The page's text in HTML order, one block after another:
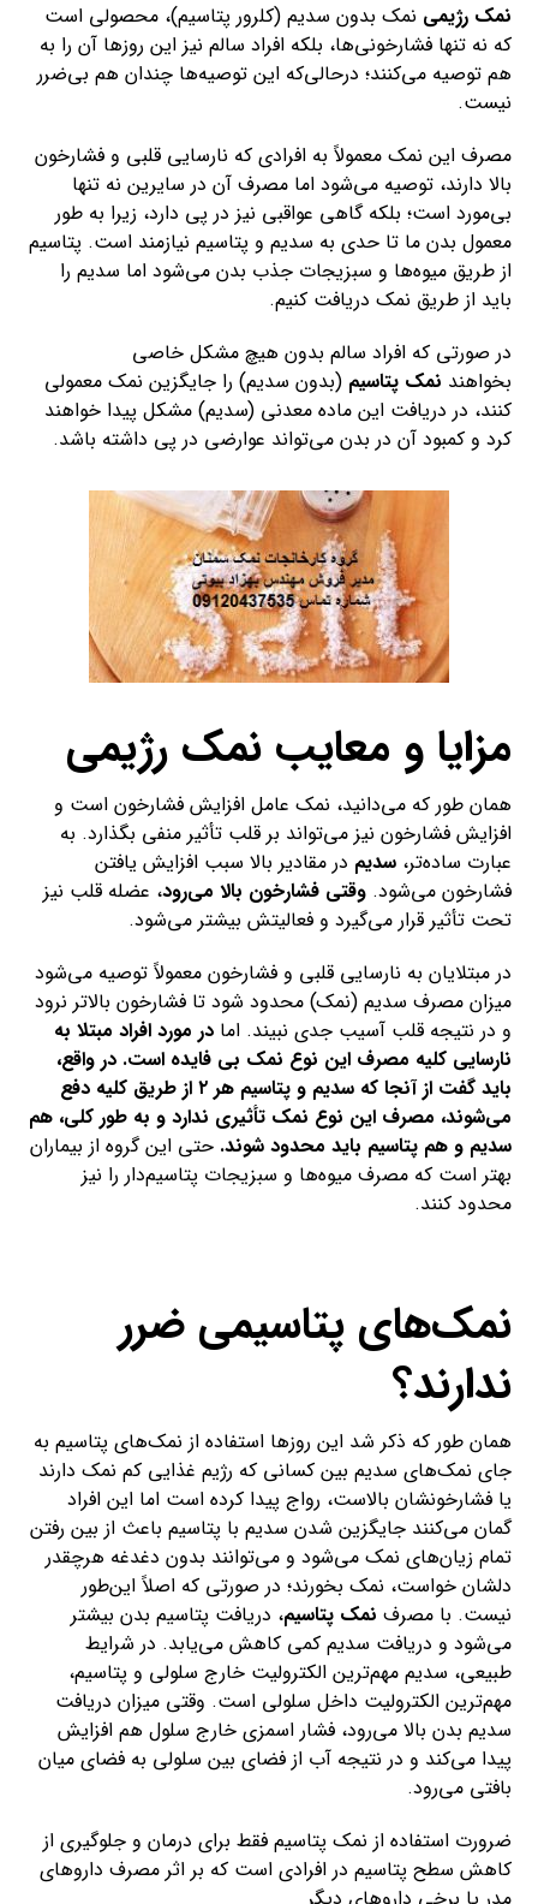
نمک رژیمی نمک بدون سدیم (کلرور پتاسیم)، محصولی است
که نه تنها فشارخونی‌ها، بلکه افراد سالم نیز این روزها آن را به
هم توصیه می‌کنند؛ درحالی‌که این توصیه‌ها چندان هم بی‌ضرر
نیست.
مصرف این نمک معمولاً به افرادی که نارسایی قلبی و فشارخون
بالا دارند، توصیه می‌شود اما مصرف آن در سایرین نه تنها
بی‌مورد است؛ بلکه گاهی عواقبی نیز در پی دارد، زیرا به طور
معمول بدن ما تا حدی به سدیم و پتاسیم نیازمند است. پتاسیم
از طریق میوه‌ها و سبزیجات جذب بدن می‌شود اما سدیم را
باید از طریق نمک دریافت کنیم.
در صورتی که افراد سالم بدون هیچ مشکل خاصی
بخواهند نمک پتاسیم (بدون سدیم) را جایگزین نمک معمولی
کنند، در دریافت این ماده معدنی (سدیم) مشکل پیدا خواهند
کرد و کمبود آن در بدن می‌تواند عوارضی در پی داشته باشد.
مزایا و معایب نمک رژیمی
همان طور که می‌دانید، نمک عامل افزایش فشارخون است و
افزایش فشارخون نیز می‌تواند بر قلب تأثیر منفی بگذارد. به
عبارت ساده‌تر،سدیم در مقادیر بالا سبب افزایش یافتن
فشارخون می‌شود.وقتی فشارخون بالا می‌رود، عضله قلب نیز
تحت تأثیر قرار می‌گیرد و فعالیتش بیشتر می‌شود.
در مبتلایان به نارسایی قلبی و فشارخون معمولاً توصیه می‌شود
میزان مصرف سدیم (نمک) محدود شود تا فشارخون بالاتر نرود
و در نتیجه قلب آسیب جدی نبیند. امادر مورد افراد مبتلا به
نارسایی کلیه مصرف این نوع نمک بی فایده است. در واقع،
باید گفت از آنجا که سدیم و پتاسیم هر ۲ از طریق کلیه دفع
می‌شوند، مصرف این نوع نمک تأثیری ندارد و به طور کلی، هم
سدیم و هم پتاسیم باید محدود شوند. حتی این گروه از بیماران
بهتر است که مصرف میوه‌ها و سبزیجات پتاسیم‌دار را نیز
محدود کنند.
نمک‌های پتاسیمی ضرر
ندارند؟
همان طور که ذکر شد این روزها استفاده از نمک‌های پتاسیم به
جای نمک‌های سدیم بین کسانی که رژیم غذایی کم نمک دارند
یا فشارخونشان بالاست، رواج پیدا کرده است اما این افراد
گمان می‌کنند جایگزین شدن سدیم با پتاسیم باعث از بین رفتن
تمام زیان‌های نمک می‌شود و می‌توانند بدون دغدغه هرچقدر
دلشان خواست، نمک بخورند؛ در صورتی که اصلاً این‌طور
نیست. با مصرف نمک پتاسیم، دریافت پتاسیم بدن بیشتر
می‌شود و دریافت سدیم کمی کاهش می‌یابد. در شرایط
طبیعی، سدیم مهم‌ترین الکترولیت خارج سلولی و پتاسیم،
مهم‌ترین الکترولیت داخل سلولی است. وقتی میزان دریافت
سدیم بدن بالا می‌رود، فشار اسمزی خارج سلول هم افزایش
پیدا می‌کند و در نتیجه آب از فضای بین سلولی به فضای میان
بافتی می‌رود.
ضرورت استفاده از نمک پتاسیم فقط برای درمان و جلوگیری از
کاهش سطح پتاسیم در افرادی است که بر اثر مصرف داروهای